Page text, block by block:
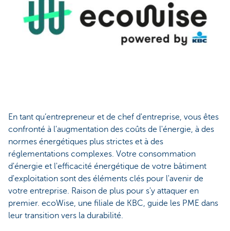
En tant qu’entrepreneur et de chef d'entreprise, vous êtes
confronté à l'augmentation des coûts de l'énergie, à des
normes énergétiques plus strictes et à des
réglementations complexes. Votre consommation
d'énergie et l'efficacité énergétique de votre bâtiment
d'exploitation sont des éléments clés pour l'avenir de
votre entreprise. Raison de plus pour s'y attaquer en
premier. ecoWise, une filiale de KBC, guide les PME dans
leur transition vers la durabilité.